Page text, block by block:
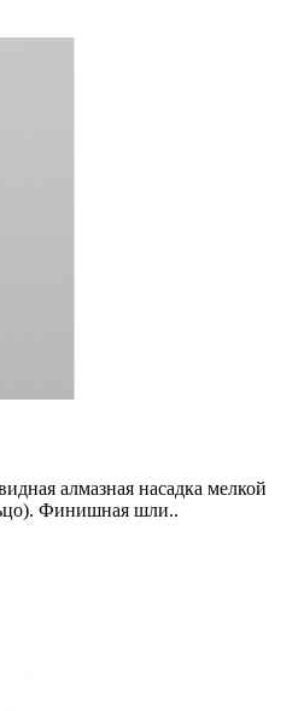
алмазная насадка мелкой
Финишная шли..